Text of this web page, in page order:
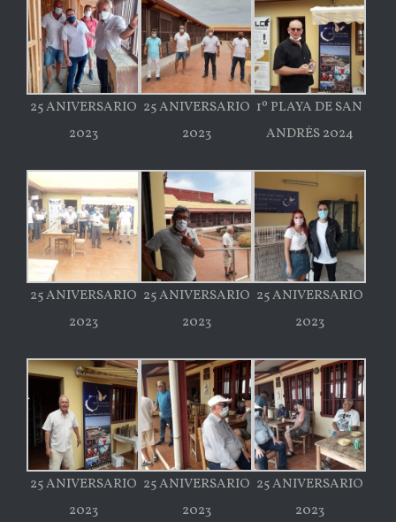
25 ANIVERSARIO
2023
25 ANIVERSARIO
2023
1º PLAYA DE SAN
ANDRÉS 2024
25 ANIVERSARIO
2023
25 ANIVERSARIO
2023
25 ANIVERSARIO
2023
25 ANIVERSARIO
2023
25 ANIVERSARIO
2023
25 ANIVERSARIO
2023